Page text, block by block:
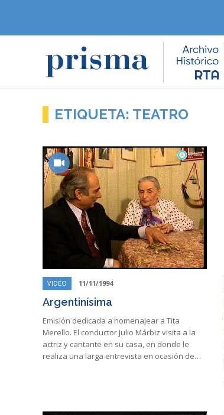
ETIQUETA: TEATRO
VIDEO 11/11/1994
Argentinísima
Emisión dedicada a homenajear a Tita
Merello. El conductor Julio Márbiz visita a la
actriz y cantante en su casa, en donde le
realiza una larga entrevista en ocasión de…